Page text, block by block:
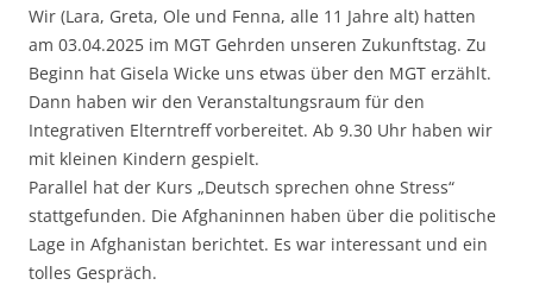
Wir (Lara, Greta, Ole und Fenna, alle 11 Jahre alt) hatten
am 03.04.2025 im MGT Gehrden unseren Zukunftstag. Zu
Beginn hat Gisela Wicke uns etwas über den MGT erzählt.
Dann haben wir den Veranstaltungsraum für den
Integrativen Elterntreff vorbereitet. Ab 9.30 Uhr haben wir
mit kleinen Kindern gespielt.
Parallel hat der Kurs „Deutsch sprechen ohne Stress“
stattgefunden. Die Afghaninnen haben über die politische
Lage in Afghanistan berichtet. Es war interessant und ein
tolles Gespräch.